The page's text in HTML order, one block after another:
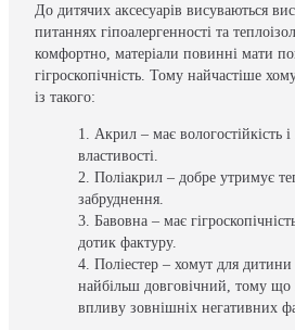
До дитячих аксесуарів висуваються
питаннях гіпоалергенності та
комфортно, матеріали повинні мати
гігроскопічність. Тому найчастіше
із такого:
Акрил – має вологостійкість
властивості.
Поліакрил – добре утримує
забруднення.
Бавовна – має
дотик фактуру.
Поліестер – хомут для дитини
найбільш довговічний, тому що
впливу зовнішніх негативних